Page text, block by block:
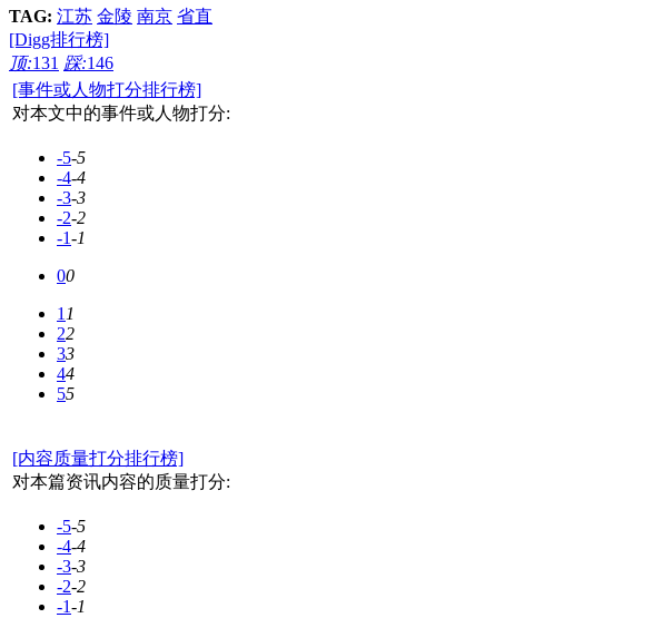
TAG: 江苏 金陵 南京 省直
[Digg排行榜]
顶:131 踩:146
[事件或人物打分排行榜]
对本文中的事件或人物打分:
-5-5
-4-4
-3-3
-2-2
-1-1
00
11
22
33
44
55
[内容质量打分排行榜]
对本篇资讯内容的质量打分:
-5-5
-4-4
-3-3
-2-2
-1-1